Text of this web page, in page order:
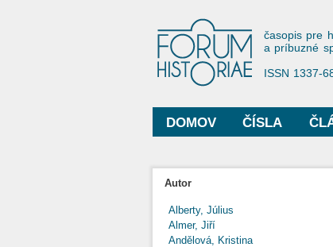
Forum
časopis pre
a príbuzné
ISSN 1337-
Hlavné menu
DOMOV ČÍSLA
Autor
Alberty, Július
Almer, Jiří
Andělová, Kristina